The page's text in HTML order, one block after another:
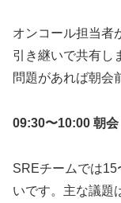
オンコール担当者
引き継いで共有し
問題があれば朝会
09:30〜10:00 朝会
SREチームでは
いです。主な議題